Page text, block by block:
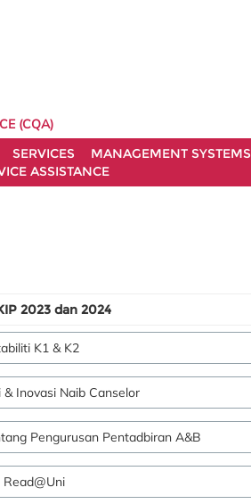
(CQA)
SERVICES MANAGEMENT SYSTEMS
ASSISTANCE
2023 dan 2024
K1 & K2
Inovasi Naib Canselor
Pengurusan Pentadbiran A&B